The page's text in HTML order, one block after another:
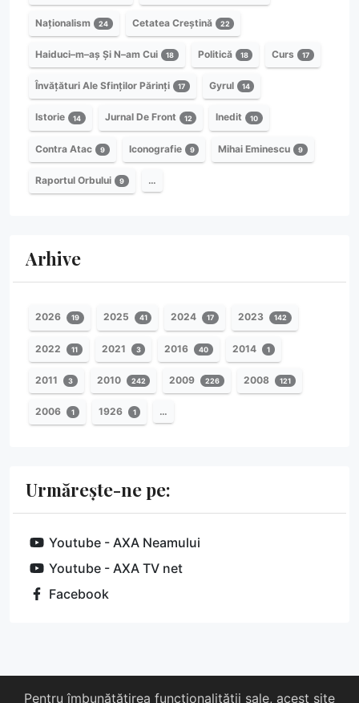
Naționalism 24 Cetatea Creștină 22
Haiduci–m–aș Și N–am Cui 18 Politică 18 Curs 17
Învățături Ale Sfinților Părinți 17 Gyrul 14
Istorie 14 Jurnal De Front 12 Inedit 10
Contra Atac 9 Iconografie 9 Mihai Eminescu 9
Raportul Orbului 9 …
Arhive
2026 19 2025 41 2024 17 2023 142
2022 11 2021 3 2016 40 2014 1
2011 3 2010 242 2009 226 2008 121
2006 1 1926 1 …
Urmărește-ne pe:
Youtube - AXA Neamului
Youtube - AXA TV net
Facebook
Despre noi Susține-ne Contact
Pentru îmbunătățirea funcționalității sale, acest site